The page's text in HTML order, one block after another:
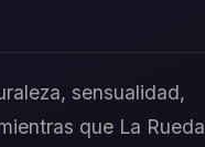
sensualidad,
que La Rueda